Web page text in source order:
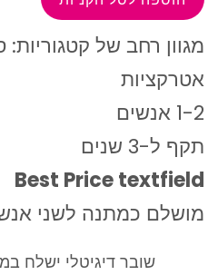
מגוון רחב של
אטרקציות
1-2 אנשים
תקף ל-3 שנים
Best Price textfield
מושלם כמתנה לשני אנשים
שובר דיגיטלי ישלח